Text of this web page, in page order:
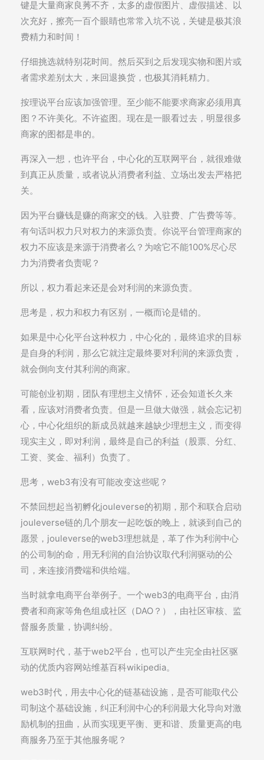
键是大量商家良莠不齐，太多的虚假图片、虚假描述、以
次充好，擦亮一百个眼睛也常常入坑不说，关键是极其浪
费精力和时间！
仔细挑选就特别花时间。然后买到之后发现实物和图片或
者需求差别太大，来回退换货，也极其消耗精力。
按理说平台应该加强管理。至少能不能要求商家必须用真
图？不许美化。不许盗图。现在是一眼看过去，明显很多
商家的图都是串的。
再深入一想，也许平台，中心化的互联网平台，就很难做
到真正从质量，或者说从消费者利益、立场出发去严格把
关。
因为平台赚钱是赚的商家交的钱。入驻费、广告费等等。
有句话叫权力只对权力的来源负责。你说平台管理商家的
权力不应该是来源于消费者么？为啥它不能100%尽心尽
力为消费者负责呢？
所以，权力看起来还是会对利润的来源负责。
思考是，权力和权力有区别，一概而论是错的。
如果是中心化平台这种权力，中心化的，最终追求的目标
是自身的利润，那么它就注定最终要对利润的来源负责，
就会倒向支付其利润的商家。
可能创业初期，团队有理想主义情怀，还会知道长久来
看，应该对消费者负责。但是一旦做大做强，就会忘记初
心，中心化组织的新成员就越来越缺少理想主义，而变得
现实主义，即对利润，最终是自己的利益（股票、分红、
工资、奖金、福利）负责了。
思考，web3有没有可能改变这些呢？
不禁回想起当初孵化jouleverse的初期，那个和联合启动
jouleverse链的几个朋友一起吃饭的晚上，就谈到自己的
愿景，jouleverse的web3理想就是，革了作为利润中心
的公司制的命，用无利润的自治协议取代利润驱动的公
司，来连接消费端和供给端。
当时就拿电商平台举例子。一个web3的电商平台，由消
费者和商家等角色组成社区（DAO？），由社区审核、监
督服务质量，协调纠纷。
互联网时代，基于web2平台，也可以产生完全由社区驱
动的优质内容网站维基百科wikipedia。
web3时代，用去中心化的链基础设施，是否可能取代公
司制这个基础设施，纠正利润中心的利润最大化导向对激
励机制的扭曲，从而实现更平衡、更和谐、质量更高的电
商服务乃至于其他服务呢？